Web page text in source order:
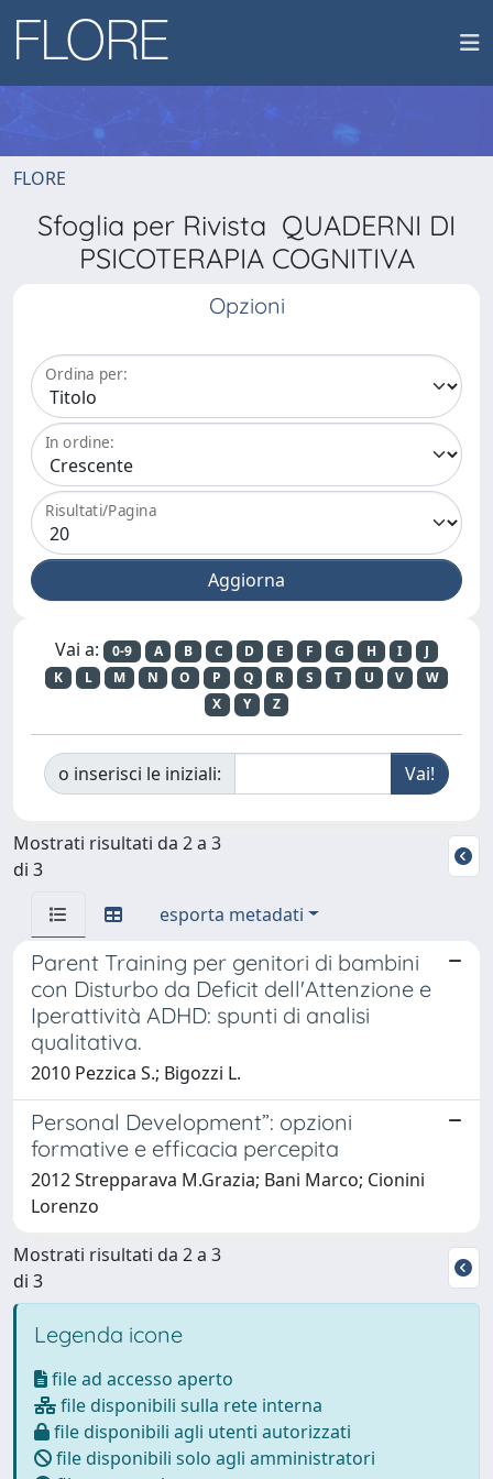
FLORE
Sfoglia per Rivista QUADERNI DI
PSICOTERAPIA COGNITIVA
Opzioni
Ordina per:
In ordine:
Risultati/Pagina
Vai a: 0-9 A B C D E F G H I
J
K
L M N O P Q R S T U V
W
X
Y Z
o inserisci le iniziali:
Mostrati risultati da 2 a 3
di 3
esporta metadati
Parent Training per genitori di bambini
con Disturbo da Deficit dell'Attenzione e
Iperattività ADHD: spunti di analisi
qualitativa.
2010 Pezzica S.; Bigozzi L.
Personal Development”: opzioni
formative e efficacia percepita
2012 Strepparava M.Grazia; Bani Marco; Cionini
Lorenzo
Mostrati risultati da 2 a 3
di 3
Legenda icone
file ad accesso aperto
file disponibili sulla rete interna
file disponibili agli utenti autorizzati
file disponibili solo agli amministratori